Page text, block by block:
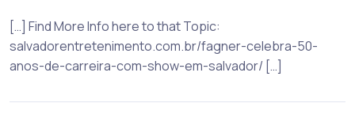
[…] Find More Info here to that Topic:
salvadorentretenimento.com.br/fagner-celebra-50-
anos-de-carreira-com-show-em-salvador/ […]